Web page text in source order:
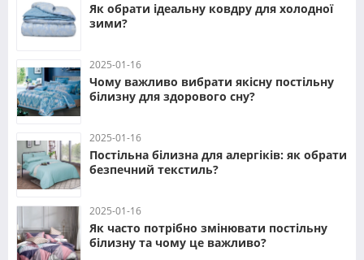
Як обрати ідеальну ковдру для холодної
зими?
2025-01-16
Чому важливо вибрати якісну постільну
білизну для здорового сну?
2025-01-16
Постільна білизна для алергіків: як обрати
безпечний текстиль?
2025-01-16
Як часто потрібно змінювати постільну
білизну та чому це важливо?